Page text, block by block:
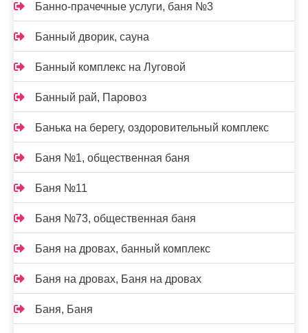
Банно-прачечные услуги, баня №3
Банный дворик, сауна
Банный комплекс на Луговой
Банный рай, Паровоз
Банька на берегу, оздоровительный комплекс
Баня №1, общественная баня
Баня №11
Баня №73, общественная баня
Баня на дровах, банный комплекс
Баня на дровах, Баня на дровах
Баня, Баня